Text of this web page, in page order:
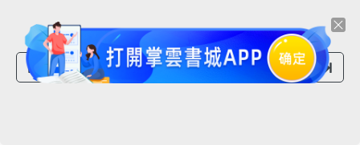
上一章節 下一章節